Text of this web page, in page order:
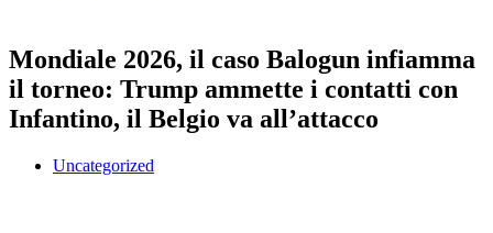
Mondiale 2026, il caso Balogun infiamma
il torneo: Trump ammette i contatti con
Infantino, il Belgio va all’attacco
Uncategorized